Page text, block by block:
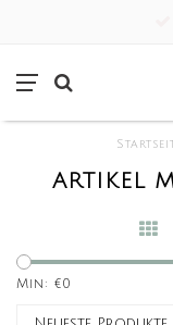
ARTIKEL
Min: €0